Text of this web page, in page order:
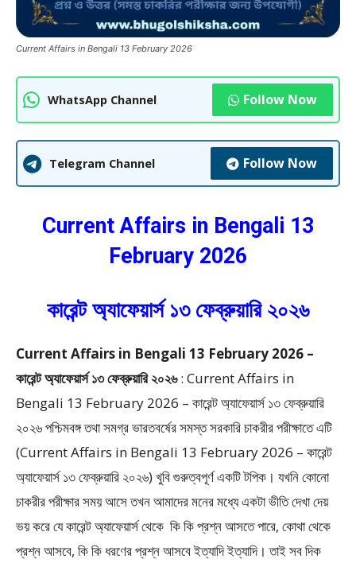
Current Affairs in Bengali 13 February 2026
WhatsApp Channel Follow Now
Telegram Channel Follow Now
Current Affairs in Bengali 13
February 2026
কারেন্ট অ্যাফেয়ার্স ১৩ ফেব্রুয়ারি ২০২৬
Current Affairs in Bengali 13 February 2026 –
কারেন্ট অ্যাফেয়ার্স ১৩ ফেব্রুয়ারি ২০২৬: Current Affairs in
Bengali 13 February 2026 – কারেন্ট অ্যাফেয়ার্স ১৩ ফেব্রুয়ারি
২০২৬ পশ্চিমবঙ্গ তথা সমগ্র ভারতবর্ষের সমস্ত সরকারি চাকরীর পরীক্ষাতে এটি
(Current Affairs in Bengali 13 February 2026 – কারেন্ট
অ্যাফেয়ার্স ১৩ ফেব্রুয়ারি ২০২৬) খুবি গুরুত্বপূর্ণ একটি টপিক। যখনি কোনো
চাকরীর পরীক্ষার সময় আসে তখন আমাদের মনের মধ্যে একটা ভীতি দেখা দেয়
ভয় করে যে কারেন্ট অ্যাফেয়ার্স থেকে কি কি প্রশ্ন আসতে পারে, কোথা থেকে
প্রশ্ন আসবে, কি কি ধরণের প্রশ্ন আসবে ইত্যাদি ইত্যাদি। তাই সব দিক